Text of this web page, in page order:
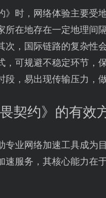
》时，网络体验主要受
所在地存在一定地理间
次，国际链路的复杂性
，可规避不稳定环节，
，易出现传输压力，
契约》的有效
专业网络加速工具成为
速服务，其核心能力在